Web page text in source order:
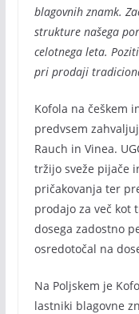
blagovnih znamk.
strukture našega
celotnega leta.
pri prodaji
Kofola na češkem
predvsem
Rauch in Vinea.
tržijo sveže pijače
pričakovanja ter
prodajo za več kot
dosega zadostno
osredotočal na
Na Poljskem je
lastniki blagovne